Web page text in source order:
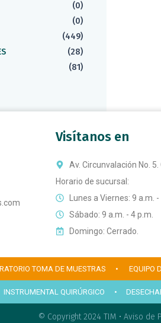
(0)
(0)
(449)
(28)
(81)
Visítanos en
Av. Circunvalación No.
Horario de sucursal:
Lunes a Viernes: 9 a.m. -
Sábado: 9 a.m. - 4 p.m.
Domingo: Cerrado.
TOMA DE MUESTRAS • EQUIPO
QUIRÚRGICO •
© Copyright 2024 TIM • Aviso de